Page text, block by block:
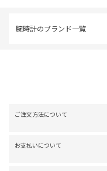
腕時計のブランド一覧
ご注文方法について
お支払いについて